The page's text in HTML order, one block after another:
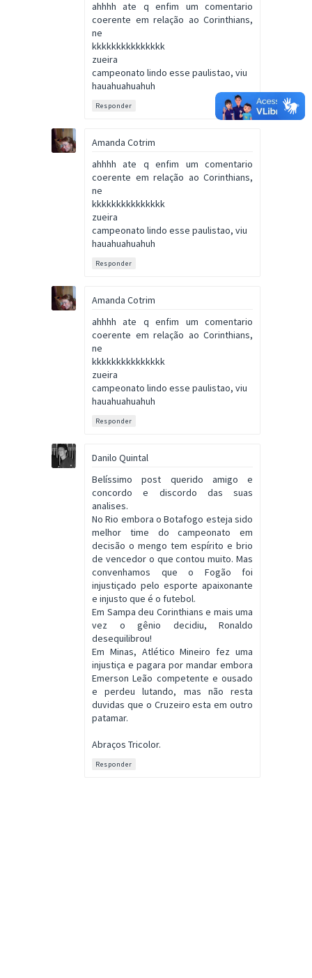
ahhhh ate q enfim um comentario
coerente em relação ao Corinthians,
ne
kkkkkkkkkkkkkkk
zueira
campeonato lindo esse paulistao, viu
hauahuahuahuh
Responder
Amanda Cotrim
ahhhh ate q enfim um comentario
coerente em relação ao Corinthians,
ne
kkkkkkkkkkkkkkk
zueira
campeonato lindo esse paulistao, viu
hauahuahuahuh
Responder
Amanda Cotrim
ahhhh ate q enfim um comentario
coerente em relação ao Corinthians,
ne
kkkkkkkkkkkkkkk
zueira
campeonato lindo esse paulistao, viu
hauahuahuahuh
Responder
Danilo Quintal
Belíssimo post querido amigo e
concordo e discordo das suas
analises.
No Rio embora o Botafogo esteja sido
melhor time do campeonato em
decisão o mengo tem espírito e brio
de vencedor o que contou muito. Mas
convenhamos que o Fogão foi
injustiçado pelo esporte apaixonante
e injusto que é o futebol.
Em Sampa deu Corinthians e mais uma
vez o gênio decidiu, Ronaldo
desequilibrou!
Em Minas, Atlético Mineiro fez uma
injustiça e pagara por mandar embora
Emerson Leão competente e ousado
e perdeu lutando, mas não resta
duvidas que o Cruzeiro esta em outro
patamar.
Abraços Tricolor.
Responder